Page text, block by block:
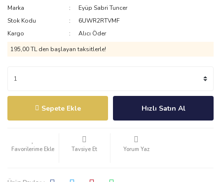
Marka
Eyüp Sabri Tuncer
Stok Kodu
6UWR2RTVMF
Kargo
Alıcı Öder
195,00 TL den başlayan taksitlerle!
Sepete Ekle Hızlı Satın Al
Tavsiye Et Yorum Yaz